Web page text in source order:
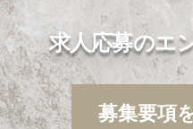
求人応募のエ
募集要項